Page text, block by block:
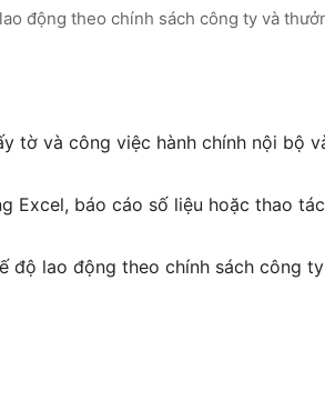
động theo chính sách công ty và
tờ và công việc hành chính nội bộ
Excel, báo cáo số liệu hoặc thao
độ lao động theo chính sách công